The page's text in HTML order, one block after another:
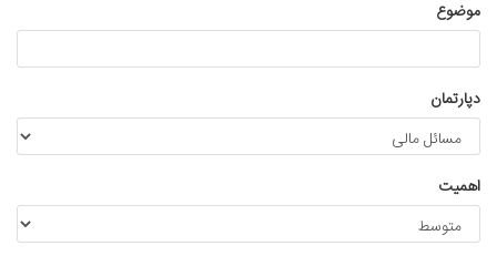
موضوع
دپارتمان
اهمیت